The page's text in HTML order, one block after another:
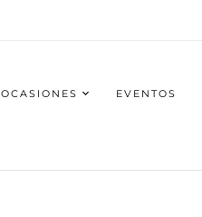
OCASIONES EVENTOS